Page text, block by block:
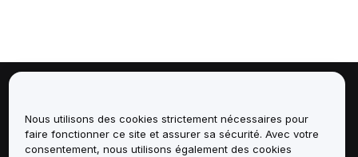
Services
Nous utilisons des cookies strictement nécessaires pour
faire fonctionner ce site et assurer sa sécurité. Avec votre
consentement, nous utilisons également des cookies